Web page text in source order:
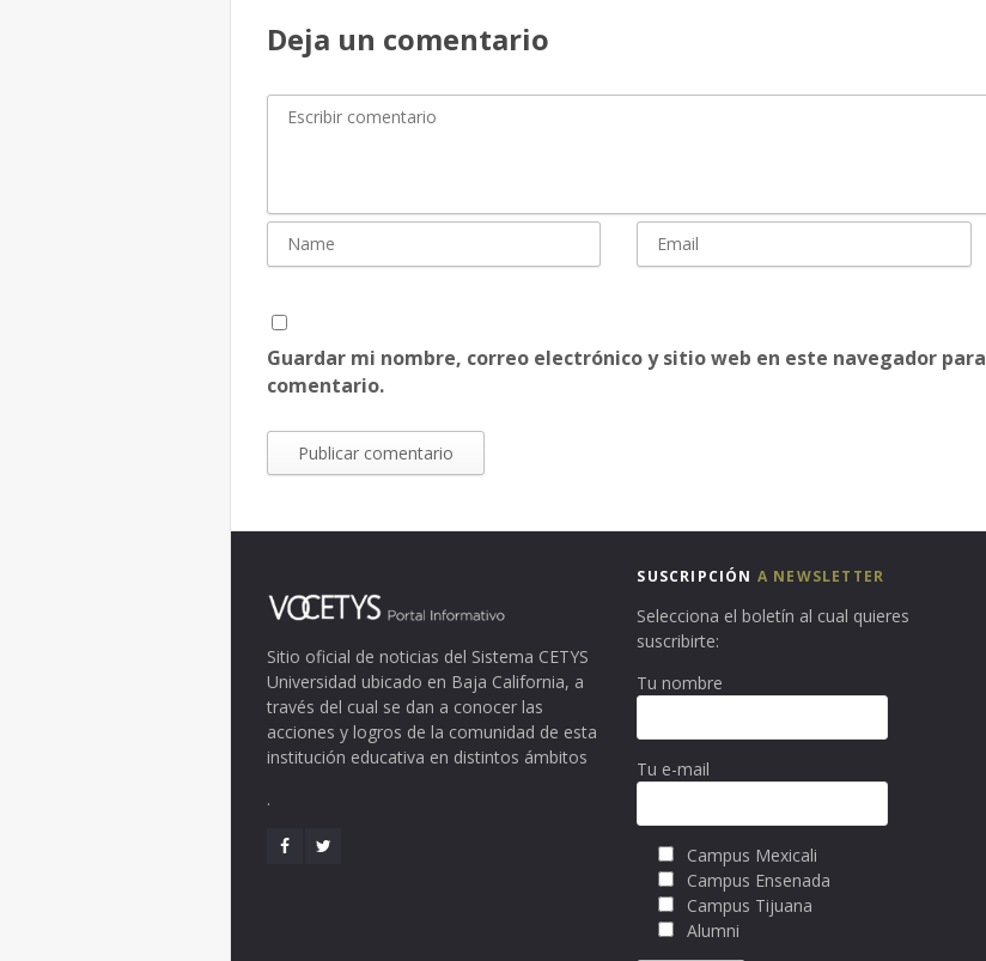
Deja un comentario
Guardar mi nombre, correo electrónico y sitio web en este navegador
comentario.
Sitio oficial de noticias del Sistema CETYS
Universidad ubicado en Baja California, a
través del cual se dan a conocer las
acciones y logros de la comunidad de esta
institución educativa en distintos ámbitos
.
SUSCRIPCIÓN A NEWSLETTER
Selecciona el boletín al cual quieres
suscribirte:
Tu nombre
Tu e-mail
Campus Mexicali
Campus Ensenada
Campus Tijuana
Alumni